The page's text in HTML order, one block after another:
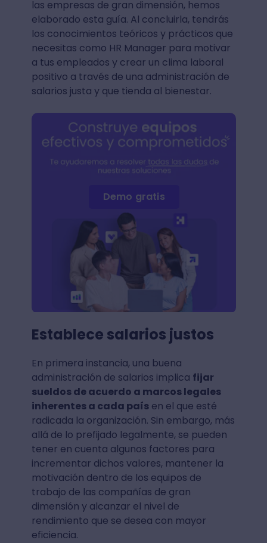
las empresas de gran dimensión, hemos
elaborado esta guía. Al concluirla, tendrás
los conocimientos teóricos y prácticos que
necesitas como HR Manager para motivar
a tus empleados y crear un clima laboral
positivo a través de una administración de
salarios justa y que tienda al bienestar.
Demo gratis
Establece salarios justos
En primera instancia, una buena
administración de salarios implica fijar
sueldos de acuerdo a marcos legales
inherentes a cada paísen el que esté
radicada la organización. Sin embargo, más
allá de lo prefijado legalmente, se pueden
tener en cuenta algunos factores para
incrementar dichos valores, mantener la
motivación dentro de los equipos de
trabajo de las compañías de gran
dimensión y alcanzar el nivel de
rendimiento que se desea con mayor
eficiencia.